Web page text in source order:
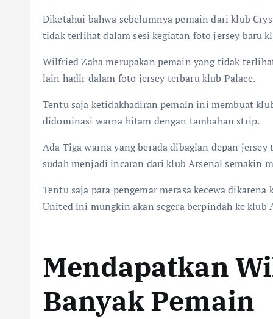
Diketahui bahwa sebelumnya pemain dari klub
tidak terlihat dalam sesi kegiatan foto jersey baru
Wilfried Zaha merupakan pemain yang tidak
lain hadir dalam foto jersey terbaru klub Palace.
Tentu saja ketidakhadiran pemain ini membuat
didominasi warna hitam dengan tambahan strip.
Ada Tiga warna yang berada dibagian depan
sudah menjadi incaran dari klub Arsenal semakin
Tentu saja para pengemar merasa kecewa
United ini mungkin akan segera berpindah ke klub
Mendapatkan
Banyak Pemain